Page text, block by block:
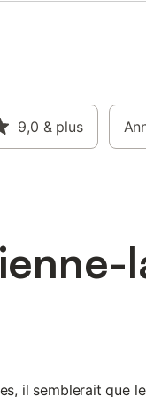
9,0 & plus
il semblerait que